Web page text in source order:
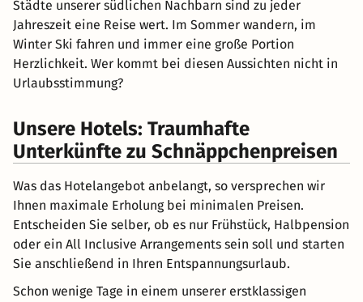
Städte unserer südlichen Nachbarn sind zu jeder
Jahreszeit eine Reise wert. Im Sommer wandern, im
Winter Ski fahren und immer eine große Portion
Herzlichkeit. Wer kommt bei diesen Aussichten nicht in
Urlaubsstimmung?
Unsere Hotels: Traumhafte
Unterkünfte zu Schnäppchenpreisen
Was das Hotelangebot anbelangt, so versprechen wir
Ihnen maximale Erholung bei minimalen Preisen.
Entscheiden Sie selber, ob es nur Frühstück, Halbpension
oder ein All Inclusive Arrangements sein soll und starten
Sie anschließend in Ihren Entspannungsurlaub.
Schon wenige Tage in einem unserer erstklassigen